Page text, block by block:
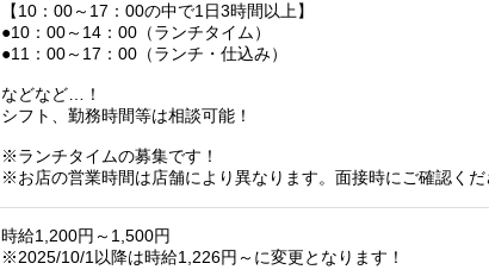
【10：00～17：00の中で1日3時間以上】
●10：00～14：00（ランチタイム）
●11：00～17：00（ランチ・仕込み）
などなど…！
シフト、勤務時間等は相談可能！
※ランチタイムの募集です！
※お店の営業時間は店舗により異なります。面接時にご確認くだ
時給1,200円～1,500円
※2025/10/1以降は時給1,226円～に変更となります！